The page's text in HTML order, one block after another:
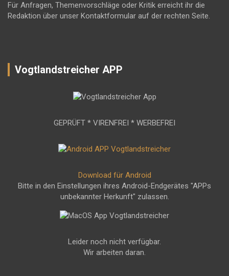
Für Anfragen, Themenvorschläge oder Kritik erreicht ihr die
Redaktion über unser Kontaktformular auf der rechten Seite.
Vogtlandstreicher APP
GEPRÜFT * VIRENFREI * WERBEFREI
Download für Android
Bitte in den Einstellungen ihres Android-Endgerätes "APPs
unbekannter Herkunft" zulassen.
Leider noch nicht verfügbar.
Wir arbeiten daran.